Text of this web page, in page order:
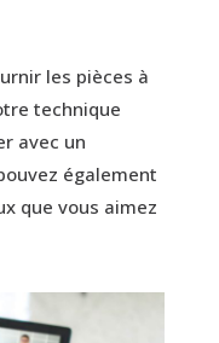
les pièces à
technique
avec un
également
que vous aimez